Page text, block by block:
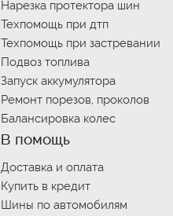
Нарезка протектора шин
Техпомощь при дтп
Техпомощь при застревании
Подвоз топлива
Запуск аккумулятора
Ремонт порезов, проколов
Балансировка колес
В помощь
Доставка и оплата
Купить в кредит
Шины по автомобилям